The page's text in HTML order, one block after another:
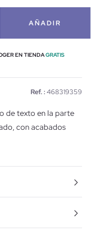
AÑADIR
EN TIENDAGRATIS
Ref. : 468319359
de texto en la parte
con acabados